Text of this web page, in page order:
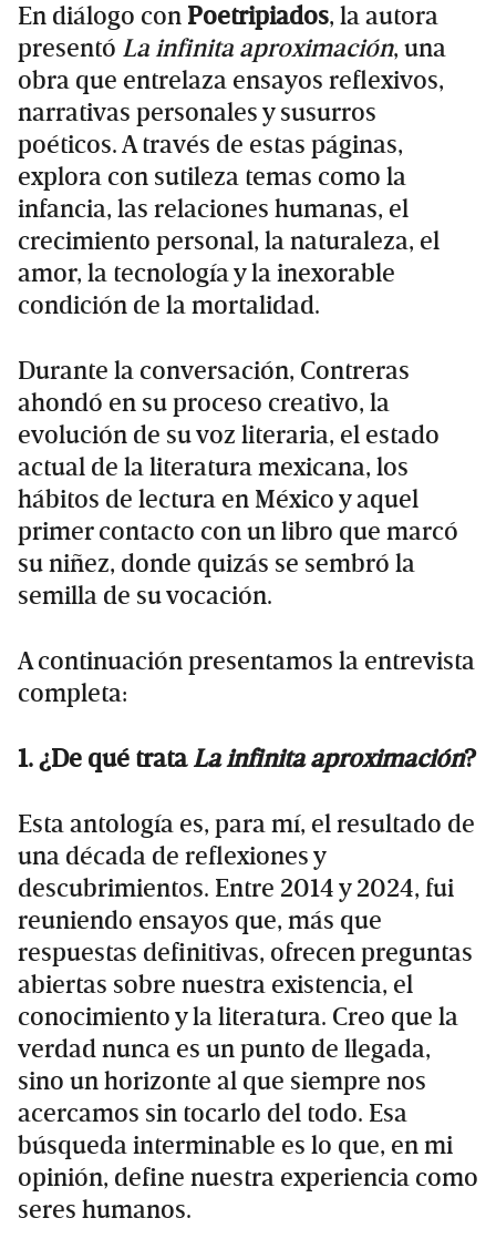
En diálogo con Poetripiados, la autora
presentó La infinita aproximación, una
obra que entrelaza ensayos reflexivos,
narrativas personales y susurros
poéticos. A través de estas páginas,
explora con sutileza temas como la
infancia, las relaciones humanas, el
crecimiento personal, la naturaleza, el
amor, la tecnología y la inexorable
condición de la mortalidad.
Durante la conversación, Contreras
ahondó en su proceso creativo, la
evolución de su voz literaria, el estado
actual de la literatura mexicana, los
hábitos de lectura en México y aquel
primer contacto con un libro que marcó
su niñez, donde quizás se sembró la
semilla de su vocación.
A continuación presentamos la entrevista
completa:
1. ¿De qué trataLa infinita aproximación?
Esta antología es, para mí, el resultado de
una década de reflexiones y
descubrimientos. Entre 2014 y 2024, fui
reuniendo ensayos que, más que
respuestas definitivas, ofrecen preguntas
abiertas sobre nuestra existencia, el
conocimiento y la literatura. Creo que la
verdad nunca es un punto de llegada,
sino un horizonte al que siempre nos
acercamos sin tocarlo del todo. Esa
búsqueda interminable es lo que, en mi
opinión, define nuestra experiencia como
seres humanos.